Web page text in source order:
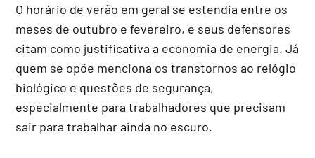
O horário de verão em geral se estendia entre os
meses de outubro e fevereiro, e seus defensores
citam como justificativa a economia de energia. Já
quem se opõe menciona os transtornos ao relógio
biológico e questões de segurança,
especialmente para trabalhadores que precisam
sair para trabalhar ainda no escuro.